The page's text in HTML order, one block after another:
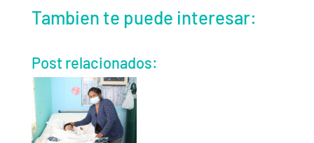
Tambien te puede interesar:
Post relacionados: